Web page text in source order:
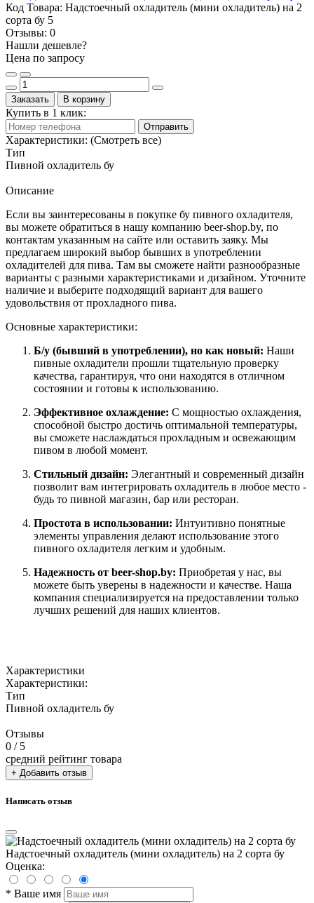
Код Товара: Надстоечный охладитель (мини охладитель) на 2
сорта бу 5
Отзывы: 0
Нашли дешевле?
Цена по запросу
Заказать В корзину
Купить в 1 клик:
Отправить
Характеристики: (Смотреть все)
Тип
Пивной охладитель бу
Описание
Если вы заинтересованы в покупке бу пивного охладителя,
вы можете обратиться в нашу компанию beer-shop.by, по
контактам указанным на сайте или оставить заяку. Мы
предлагаем широкий выбор бывших в употреблении
охладителей для пива. Там вы сможете найти разнообразные
варианты с разными характеристиками и дизайном. Уточните
наличие и выберите подходящий вариант для вашего
удовольствия от прохладного пива.
Основные характеристики:
Б/у (бывший в употреблении), но как новый: Наши
пивные охладители прошли тщательную проверку
качества, гарантируя, что они находятся в отличном
состоянии и готовы к использованию.
Эффективное охлаждение: С мощностью охлаждения,
способной быстро достичь оптимальной температуры,
вы сможете наслаждаться прохладным и освежающим
пивом в любой момент.
Стильный дизайн: Элегантный и современный дизайн
позволит вам интегрировать охладитель в любое место -
будь то пивной магазин, бар или ресторан.
Простота в использовании: Интуитивно понятные
элементы управления делают использование этого
пивного охладителя легким и удобным.
Надежность от beer-shop.by: Приобретая у нас, вы
можете быть уверены в надежности и качестве. Наша
компания специализируется на предоставлении только
лучших решений для наших клиентов.
Характеристики
Характеристики:
Тип
Пивной охладитель бу
Отзывы
0 / 5
средний рейтинг товара
+ Добавить отзыв
Написать отзыв
Надстоечный охладитель (мини охладитель) на 2 сорта бу
Оценка:
* Ваше имя